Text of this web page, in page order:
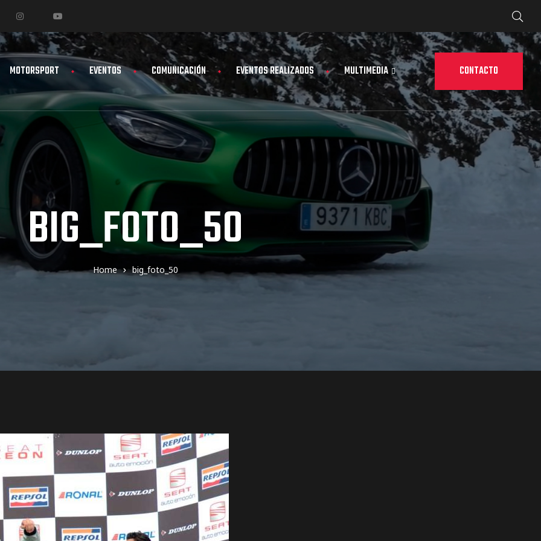
MOTORSPORT EVENTOS COMUNICACIÓN EVENTOS REALIZADOS MULTIMEDIA CONTACTO
BIG_FOTO_50
Home big_foto_50